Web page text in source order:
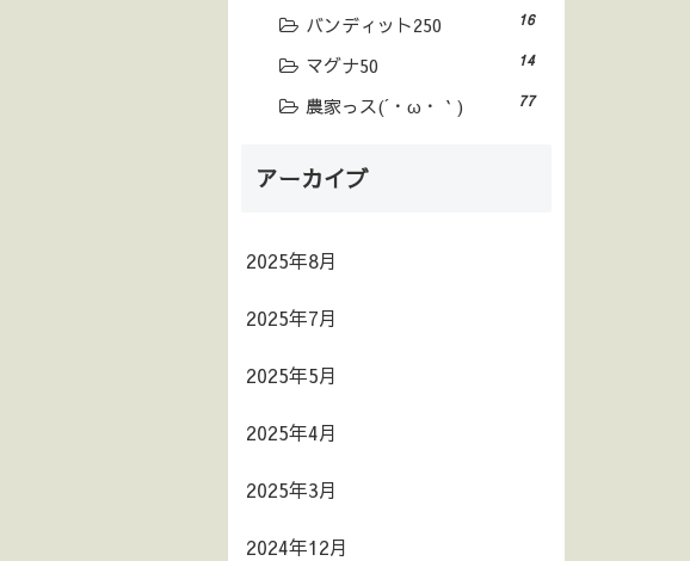
バンディット250 16
マグナ50 14
農家っス(´・ω・｀) 77
アーカイブ
2025年8月
2025年7月
2025年5月
2025年4月
2025年3月
2024年12月